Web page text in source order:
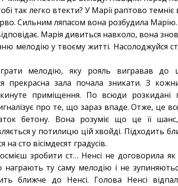
так легко втекти? У Марії раптово темніє
Сильним ляпасом вона розбудила Марію.
Марія дивиться навколо, вона
мелодію у твоєму житті. Насолоджуйся
мелодію, яку рояль вигравав до
прекрасна зала почала зникати. З
приміщення. По всюди розкидані
про те, що зараз впаде. Отже, це
бетону. Вона розуміє що це її
у потилицю цій хвойді. Підходить
сто вісімдесят градусів.
зробити ст… Ненсі не договорила як
награють ту саму мелодію і не
ближче до Ненсі. Голова Ненсі